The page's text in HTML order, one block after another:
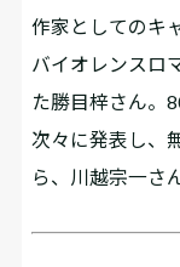
作家としてのキ
バイオレンスロ
た勝目梓さん。
次々に発表し、
ら、川越宗一さ